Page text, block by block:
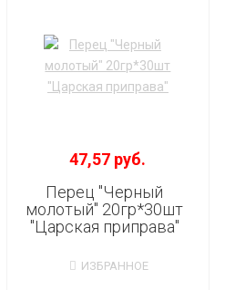
47,57 руб.
Перец "Черный
молотый" 20гр*30шт
"Царская приправа"
ИЗБРАННОЕ